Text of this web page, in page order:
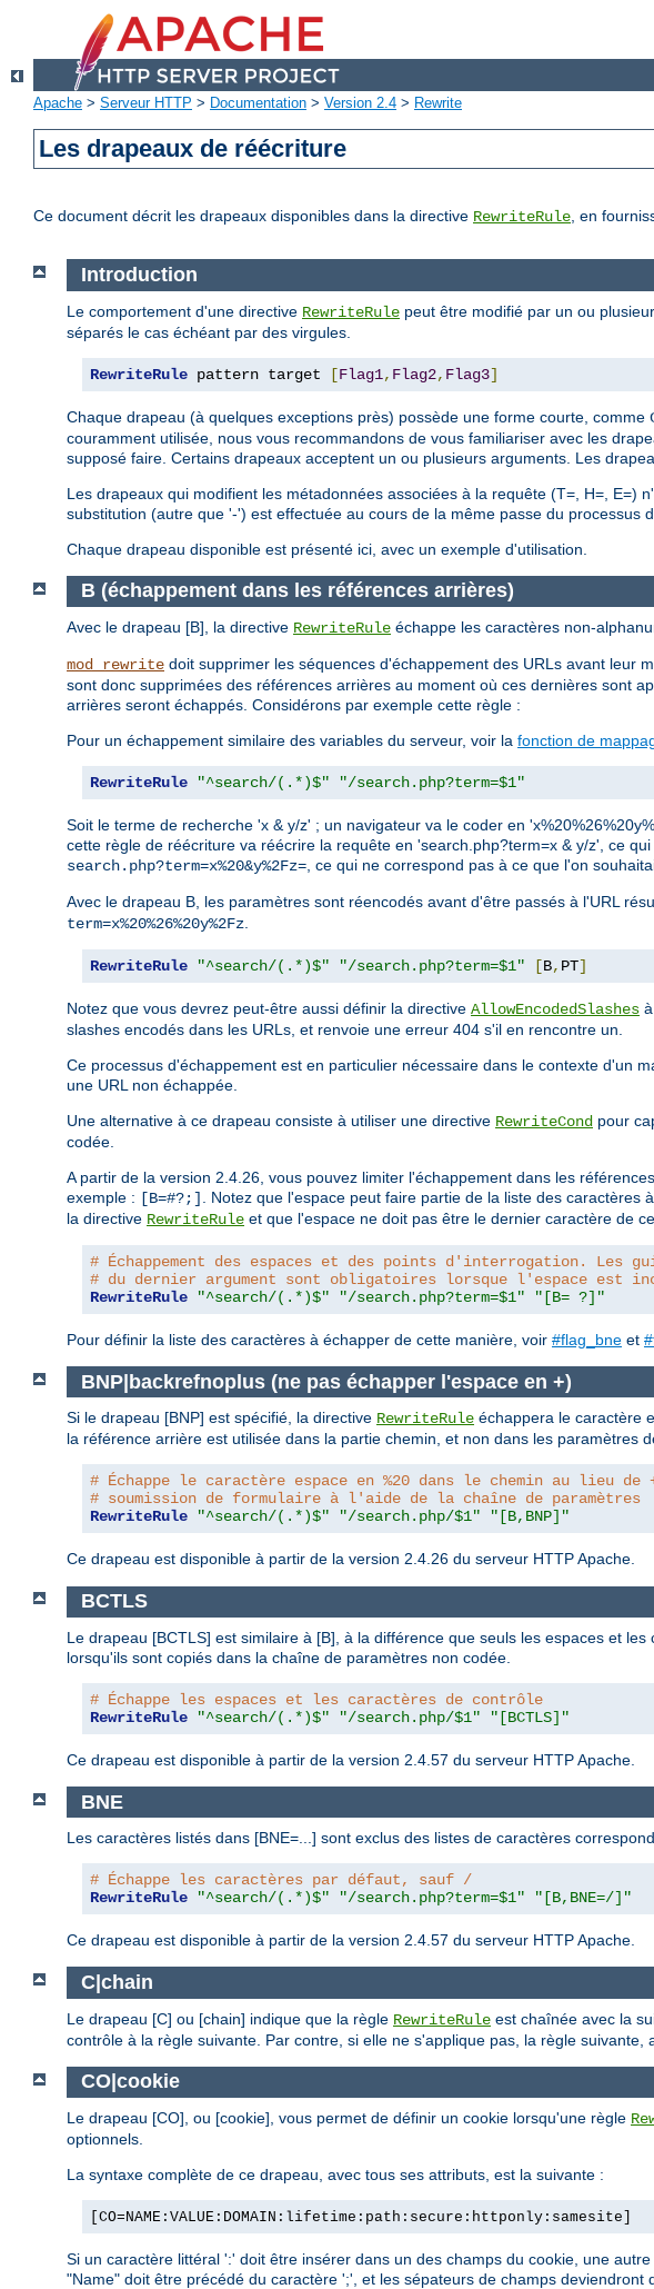
Apache > Serveur HTTP > Documentation > Version 2.4 > Rewrite
Les drapeaux de réécriture
Ce document décrit les drapeaux disponibles dans la directive RewriteRule, en
Introduction
Le comportement d'une directive RewriteRule peut être modifié par un ou
séparés le cas échéant par des virgules.
RewriteRule pattern target [Flag1, Flag2, Flag3]
Chaque drapeau (à quelques exceptions près) possède une forme courte, comme
couramment utilisée, nous vous recommandons de vous familiariser avec les
supposé faire. Certains drapeaux acceptent un ou plusieurs arguments. Les
Les drapeaux qui modifient les métadonnées associées à la requête (T=, H=,
substitution (autre que '-') est effectuée au cours de la même passe du processus
Chaque drapeau disponible est présenté ici, avec un exemple d'utilisation.
B (échappement dans les références arrières)
Avec le drapeau [B], la directive RewriteRule échappe les caractères non-
mod_rewrite doit supprimer les séquences d'échappement des URLs avant leur
sont donc supprimées des références arrières au moment où ces dernières sont
arrières seront échappés. Considérons par exemple cette règle :
Pour un échappement similaire des variables du serveur, voir la fonction de
RewriteRule "^search/(.*)$" "/search.php?term=$1"
Soit le terme de recherche 'x & y/z' ; un navigateur va le coder en
cette règle de réécriture va réécrire la requête en 'search.php?term=x & y/z', ce
search.php?term=x%20&y%2Fz= , ce qui ne correspond pas à ce que l'on
Avec le drapeau B, les paramètres sont réencodés avant d'être passés à l'URL
term=x%20%26%20y%2Fz
RewriteRule "^search/(.*)$" "/search.php?term=$1" [B, PT]
Notez que vous devrez peut-être aussi définir la directive AllowEncodedSlashes à
slashes encodés dans les URLs, et renvoie une erreur 404 s'il en rencontre un.
Ce processus d'échappement est en particulier nécessaire dans le contexte d'un
une URL non échappée.
Une alternative à ce drapeau consiste à utiliser une directive RewriteCond pour
codée.
A partir de la version 2.4.26, vous pouvez limiter l'échappement dans les
exemple : [B=#?;]
. Notez que l'espace peut faire partie de la liste des
la directive RewriteRule et que l'espace ne doit pas être le dernier caractère de
# Échappement des espaces et des points d'interrogation. Les
# du dernier argument sont obligatoires lorsque l'espace est
RewriteRule
"^search/(.*)$" "/search.php?term=$1" "[B= ?]"
Pour définir la liste des caractères à échapper de cette manière, voir #flag_bne et
BNP|backrefnoplus (ne pas échapper l'espace en +)
Si le drapeau [BNP] est spécifié, la directive RewriteRule échappera le caractère
la référence arrière est utilisée dans la partie chemin, et non dans les paramètres
# Échappe le caractère espace en %20 dans le chemin au lieu de
# soumission de formulaire à l'aide de la chaîne de paramètres
RewriteRule
"^search/(.*)$" "/search.php/$1" "[B,BNP]"
Ce drapeau est disponible à partir de la version 2.4.26 du serveur HTTP Apache.
BCTLS
Le drapeau [BCTLS] est similaire à [B], à la différence que seuls les espaces et
lorsqu'ils sont copiés dans la chaîne de paramètres non codée.
# Échappe les espaces et les caractères de contrôle
RewriteRule
"^search/(.*)$" "/search.php/$1" "[BCTLS]"
Ce drapeau est disponible à partir de la version 2.4.57 du serveur HTTP Apache.
BNE
Les caractères listés dans [BNE=...] sont exclus des listes de caractères
# Échappe les caractères par défaut, sauf /
RewriteRule
"^search/(.*)$" "/search.php?term=$1" "[B,BNE=/]"
Ce drapeau est disponible à partir de la version 2.4.57 du serveur HTTP Apache.
C|chain
Le drapeau [C] ou [chain] indique que la règle RewriteRule est chaînée avec la
contrôle à la règle suivante. Par contre, si elle ne s'applique pas, la règle
CO|cookie
Le drapeau [CO], ou [cookie], vous permet de définir un cookie lorsqu'une règle
optionnels.
La syntaxe complète de ce drapeau, avec tous ses attributs, est la suivante :
[CO=NAME:VALUE:DOMAIN:lifetime:path:secure:httponly:samesite]
Si un caractère littéral ':' doit être insérer dans un des champs du cookie, une
"Name" doit être précédé du caractère ';', et les sépateurs de champs deviendront